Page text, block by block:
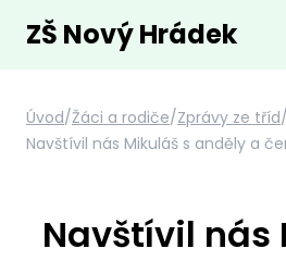
ZŠ Nový Hrádek
Úvod/Žáci a rodiče/Zprávy ze tříd/
Navštívil nás Mikuláš s anděly a
Navštívil nás